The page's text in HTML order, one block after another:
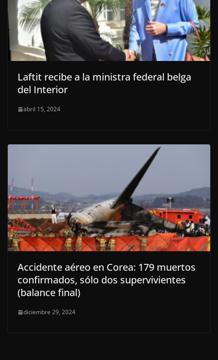
Laftit recibe a la ministra federal belga
del Interior
abril 15, 2024
Accidente aéreo en Corea: 179 muertos
confirmados, sólo dos supervivientes
(balance final)
diciembre 29, 2024